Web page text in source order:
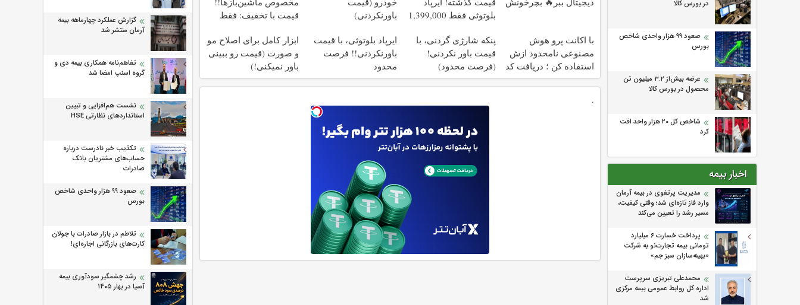
در بورس کالا
صعود ۹۹ هزار واحدی شاخص
بورس
عرضه بیش‌از ۳.۲ میلیون تن
محصول در بورس کالا
شاخص کل ۲۰ هزار واحد افت
کرد
اخبار بیمه
مدیریت پرتفوی در بیمه آرمان
وارد فاز تازه‌ای شد؛ وقتی کیفیت،
مسیر رشد را تعیین می‌کند
پرداخت خسارت ۶ میلیارد
تومانی بیمه تجارت‌نو به شرکت
«بهینه‌سازان سبز جم»
محمدعلی تبریزی سرپرست
اداره كل روابط عمومی بیمه مركزی
شد
بلوتوثی فقط 1,399,000
باورنکردنی)
قیمت با تخفیف: فقط
با اکانت پرو هوش
مصنوعی نامحدود ازش
استفاده کن ؛ دریافت کد
تخفیف👇👇👇
پنکه شارژی گردنی، با
قیمت باور نکردنی!
(فرصت محدود)
ایرپاد بلوتوثی، با قیمت
باورنکردنی!! فرصت
محدود
ابزار کامل برای اصلاح مو
و صورت (قیمت رو ببینی
باور نمیکنی!)
.
گزارش عملکرد چهارماهه بیمه
آرمان منتشر شد
تفاهم‌نامه همکاری بیمه دی و
گروه اسنپ امضا شد
نشست هم‌افزایی و تبیین
استانداردهای نظارتی HSE
تکذیب خبر نادرست درباره
حساب‌های مشتریان بانک
صادرات
صعود ۹۹ هزار واحدی شاخص
بورس
تلاطم در بازار صادرات با جولان
کارت‌های بازرگانی اجاره‌ای!
رشد چشمگیر سودآوری بیمه
آسیا در بهار ۱۴۰۵